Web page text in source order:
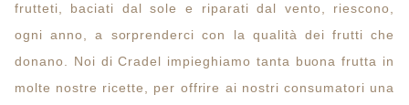
frutteti, baciati dal sole e riparati dal vento, riescono,
ogni anno, a sorprenderci con la qualità dei frutti che
donano. Noi di Cradel impieghiamo tanta buona frutta in
molte nostre ricette, per offrire ai nostri consumatori una